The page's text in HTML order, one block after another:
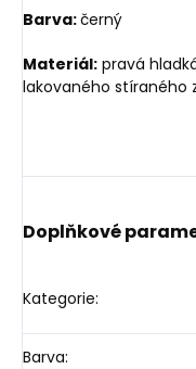
Barva:černý
Materiál: pravá
lakovaného stíraného
Doplňkové
Kategorie:
Barva: